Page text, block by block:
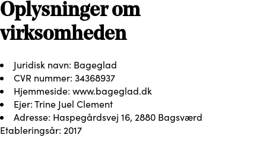
Oplysninger om
virksomheden
Juridisk navn: Bageglad
CVR nummer: 34368937
Hjemmeside: www.bageglad.dk
Ejer: Trine Juel Clement
Adresse: Haspegårdsvej 16, 2880 Bagsværd
Etableringsår: 2017